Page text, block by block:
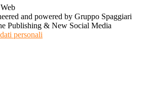
and powered by Gruppo Spaggiari
Publishing & New Social Media
personali